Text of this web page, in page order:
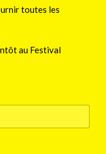
toutes les
au Festival